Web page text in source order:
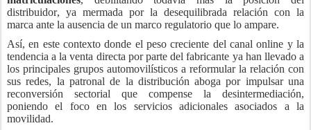
distribuidor, ya mermada por la desequilibrada relación con la
marca ante la ausencia de un marco regulatorio que lo ampare.
Así, en este contexto donde el peso creciente del canal online y la
tendencia a la venta directa por parte del fabricante ya han llevado a
los principales grupos automovilísticos a reformular la relación con
sus redes, la patronal de la distribución aboga por impulsar una
reconversión sectorial que compense la desintermediación,
poniendo el foco en los servicios adicionales asociados a la
movilidad.